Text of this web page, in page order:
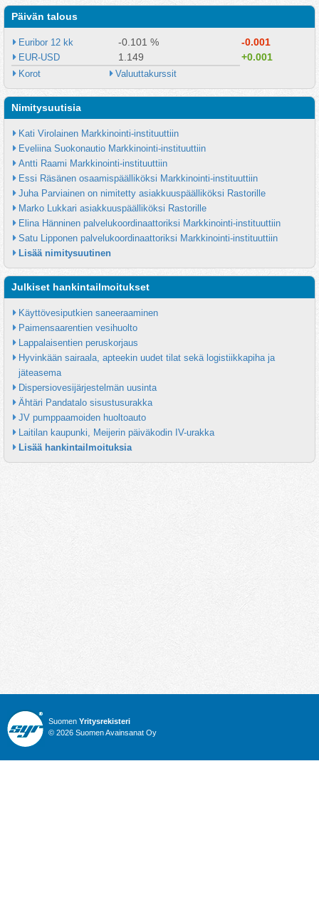
Päivän talous
Euribor 12 kk -0.101 % -0.001
EUR-USD 1.149 +0.001
Korot Valuuttakurssit
Nimitysuutisia
Kati Virolainen Markkinointi-instituuttiin
Eveliina Suokonautio Markkinointi-instituuttiin
Antti Raami Markkinointi-instituuttiin
Essi Räsänen osaamispäälliköksi Markkinointi-instituuttiin
Juha Parviainen on nimitetty asiakkuuspäälliköksi Rastorille
Marko Lukkari asiakkuuspäälliköksi Rastorille
Elina Hänninen palvelukoordinaattoriksi Markkinointi-instituuttiin
Satu Lipponen palvelukoordinaattoriksi Markkinointi-instituuttiin
Lisää nimitysuutinen
Julkiset hankintailmoitukset
Käyttövesiputkien saneeraaminen
Paimensaarentien vesihuolto
Lappalaisentien peruskorjaus
Hyvinkään sairaala, apteekin uudet tilat sekä logistiikkapiha ja
jäteasema
Dispersiovesijärjestelmän uusinta
Ähtäri Pandatalo sisustusurakka
JV pumppaamoiden huoltoauto
Laitilan kaupunki, Meijerin päiväkodin IV-urakka
Lisää hankintailmoituksia
Suomen Yritysrekisteri
© 2026 Suomen Avainsanat Oy